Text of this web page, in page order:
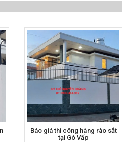
Báo giá thi công hàng rào sắt
tại Gò Vấp